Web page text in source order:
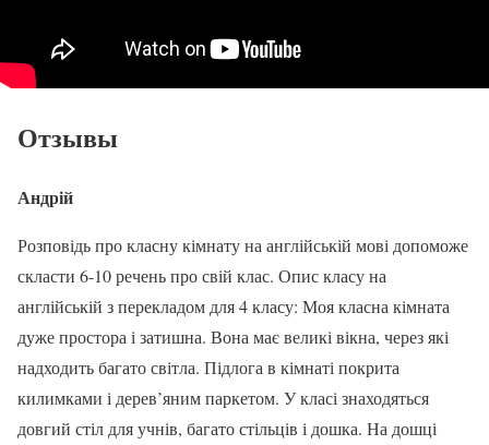
Отзывы
Андрій
Розповідь про класну кімнату на англійській мові допоможе
скласти 6-10 речень про свій клас. Опис класу на
англійській з перекладом для 4 класу: Моя класна кімната
дуже простора і затишна. Вона має великі вікна, через які
надходить багато світла. Підлога в кімнаті покрита
килимками і дерев’яним паркетом. У класі знаходяться
довгий стіл для учнів, багато стільців і дошка. На дошці